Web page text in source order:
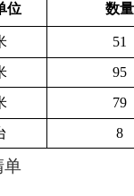
位 数量
51
95
79
8
单